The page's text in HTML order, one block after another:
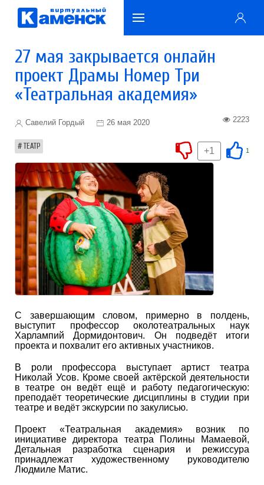
27 мая закрывается онлайн
проект Драмы Номер Три
«Театральная академия»
Савелий Гордый 26 мая 2020 2223
ТЕАТР 1
+1
С завершающим словом, примерно в полдень,
выступит профессор околотеатральных наук
Харлампий Дормидонтович. Он подведёт итоги
проекта и похвалит его активных участников.
В роли профессора выступает артист театра
Николай Усов. Кроме своей актёрской деятельности
в театре он ведёт ещё и работу педагогическую:
преподаёт теоретические дисциплины в студии при
театре и ведёт экскурсии по закулисью.
Проект «Театральная академия» возник по
инициативе директора театра Полины Мамаевой,
Детальная разработка сценария и режиссура
принадлежат художественному руководителю
Людмиле Матис.